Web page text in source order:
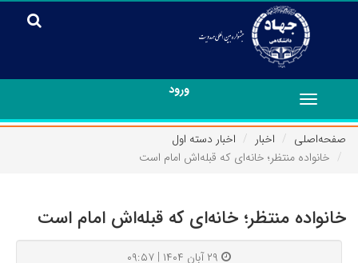
ورود
Toggle
navigation
صفحه‌اصلی
اخبار
اخبار دسته اول
خانواده منتظر؛ خانه‌ای که قبله‌اش امام است
خانواده منتظر؛ خانه‌ای که قبله‌اش امام است